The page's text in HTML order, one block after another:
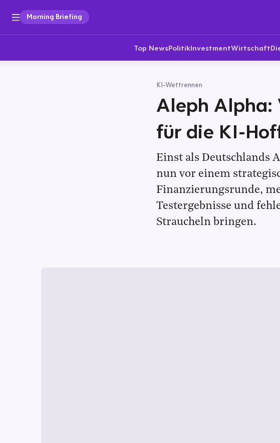
Morning Briefing
Top NewsPolitikInvestmentWirtschaft
KI-Wettrennen
Aleph Alpha:
für die KI-
Einst als Deutschlands
nun vor einem
Finanzierungsrunde,
Testergebnisse und
Straucheln bringen.